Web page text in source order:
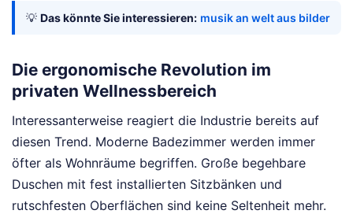
💡 Das könnte Sie interessieren: musik an welt aus bilder
Die ergonomische Revolution im
privaten Wellnessbereich
Interessanterweise reagiert die Industrie bereits auf
diesen Trend. Moderne Badezimmer werden immer
öfter als Wohnräume begriffen. Große begehbare
Duschen mit fest installierten Sitzbänken und
rutschfesten Oberflächen sind keine Seltenheit mehr.